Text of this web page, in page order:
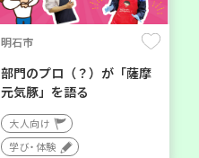
明石市
部門のプロ（？）が「薩摩
元気豚」を語る
大人向け
学び・体験